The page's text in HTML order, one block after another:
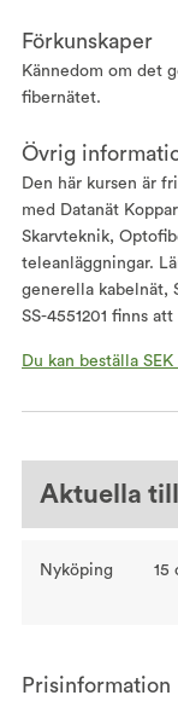
Förkunskaper
Kännedom om det
fibernätet.
Övrig
Den här kursen är
med Datanät
Skarvteknik,
teleanläggningar.
generella kabelnät,
SS-4551201 finns
Du kan beställa
Aktuella
Nyköping 15
Prisinformation